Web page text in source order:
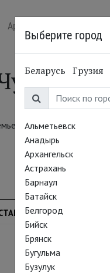
Арт-лекторий в кино
СЕЗОН
Выберите город
Беларусь Грузия
Альметьевск
Анадырь
Архангельск
Астрахань
Барнаул
Батайск
Белгород
Бийск
Брянск
Бугульма
Бузулук